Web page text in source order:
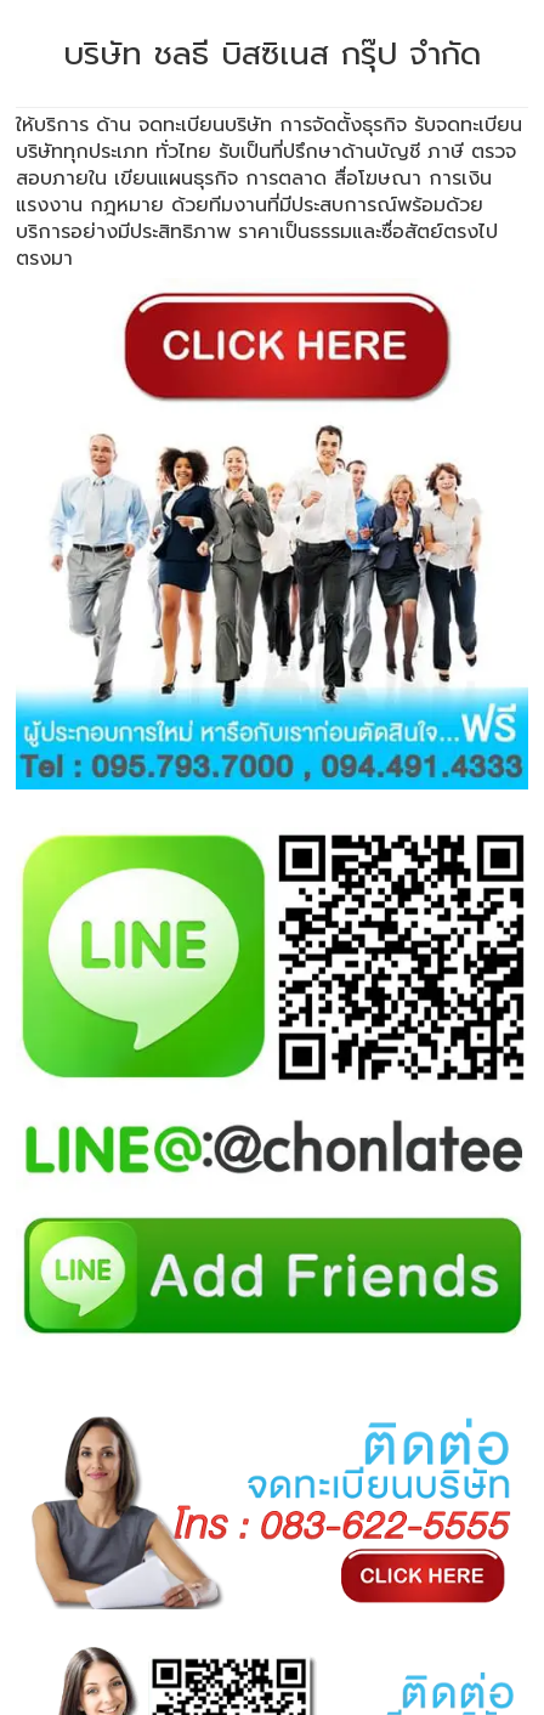
บริษัท ชลธี บิสซิเนส กรุ๊ป จำกัด
ให้บริการ ด้านจดทะเบียนบริษัท การจัดตั้งธุรกิจ รับจดทะเบียน
บริษัททุกประเภท ทั่วไทย รับเป็นที่ปรึกษาด้านบัญชี ภาษี ตรวจ
สอบภายใน เขียนแผนธุรกิจ การตลาด สื่อโฆษณา การเงิน
แรงงาน กฎหมาย ด้วยทีมงานที่มีประสบการณ์พร้อมด้วย
บริการอย่างมีประสิทธิภาพ ราคาเป็นธรรมและซื่อสัตย์ตรงไป
ตรงมา